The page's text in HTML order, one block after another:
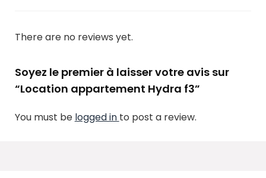
There are no reviews yet.
Soyez le premier à laisser votre avis sur
“Location appartement Hydra f3”
You must be logged in to post a review.